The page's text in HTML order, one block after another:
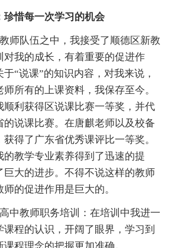
珍惜每一次学习的机会
师队伍之中，我接受了顺德区新教
对我的成长，有着重要的促进作
“说课”的知识内容，对我来说，
所有的上课资料，我保存至今。
顺利获得区说课比赛一等奖，并代
的说课比赛。在唐麒老师以及校备
得了广东省优秀课评比一等奖。
的教学专业素养得到了迅速的提
巨大的进步。不得不说这样的教师
的促进作用是巨大的。
中教师职务培训：在培训中我进一
程的认识，开阔了眼界，学习到
程理念的把握更加准确。